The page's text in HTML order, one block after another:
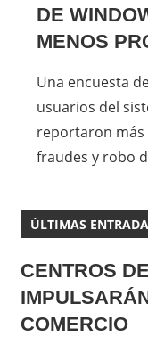
DE
MENOS
Una encuesta
usuarios del
reportaron más
fraudes y robo
ÚLTIMAS
CENTROS
COMERCIO